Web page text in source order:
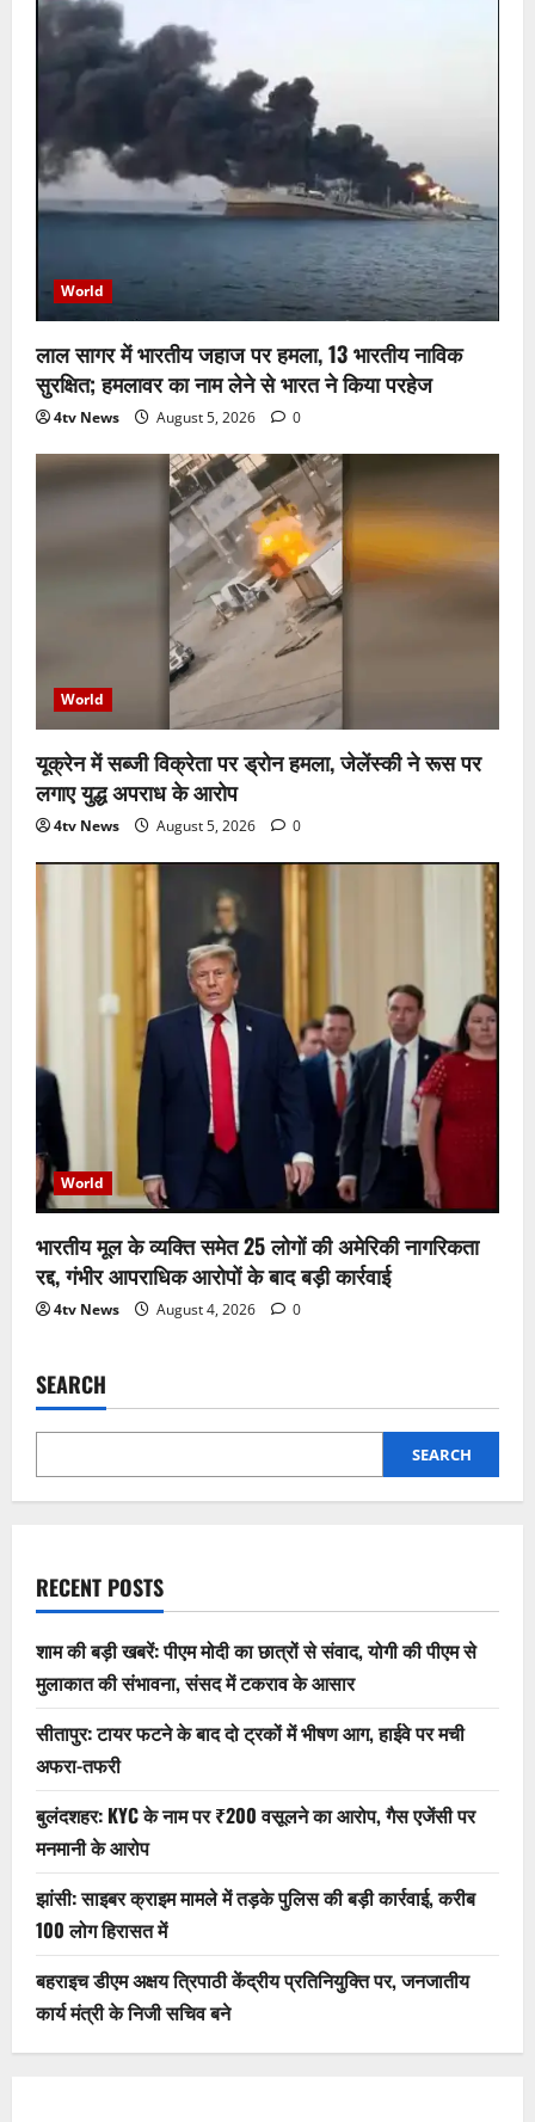
World
लाल सागर में भारतीय जहाज पर हमला, 13 भारतीय नाविक
सुरक्षित; हमलावर का नाम लेने से भारत ने किया परहेज
4tv News August 5, 2026 0
World
यूक्रेन में सब्जी विक्रेता पर ड्रोन हमला, जेलेंस्की ने रूस पर
लगाए युद्ध अपराध के आरोप
4tv News August 5, 2026 0
World
भारतीय मूल के व्यक्ति समेत 25 लोगों की अमेरिकी नागरिकता
रद्द, गंभीर आपराधिक आरोपों के बाद बड़ी कार्रवाई
4tv News August 4, 2026 0
SEARCH
SEARCH
RECENT POSTS
शाम की बड़ी खबरें: पीएम मोदी का छात्रों से संवाद, योगी की पीएम से
मुलाकात की संभावना, संसद में टकराव के आसार
सीतापुर: टायर फटने के बाद दो ट्रकों में भीषण आग, हाईवे पर मची
अफरा-तफरी
बुलंदशहर: KYC के नाम पर ₹200 वसूलने का आरोप, गैस एजेंसी पर
मनमानी के आरोप
झांसी: साइबर क्राइम मामले में तड़के पुलिस की बड़ी कार्रवाई, करीब
100 लोग हिरासत में
बहराइच डीएम अक्षय त्रिपाठी केंद्रीय प्रतिनियुक्ति पर, जनजातीय
कार्य मंत्री के निजी सचिव बने